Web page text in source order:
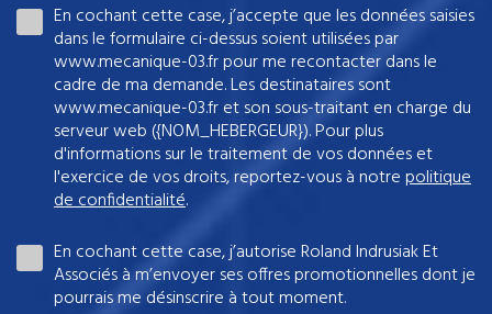
En cochant cette case, j’accepte que les données saisies
dans le formulaire ci-dessus soient utilisées par
www.mecanique-03.fr pour me recontacter dans le
cadre de ma demande. Les destinataires sont
www.mecanique-03.fr et son sous-traitant en charge du
serveur web ({NOM_HEBERGEUR}). Pour plus
d'informations sur le traitement de vos données et
l'exercice de vos droits, reportez-vous à notrepolitique
de confidentialité.
En cochant cette case, j’autorise Roland Indrusiak Et
Associés à m’envoyer ses offres promotionnelles dont je
pourrais me désinscrire à tout moment.